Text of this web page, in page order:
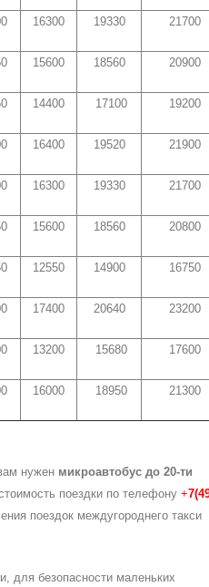
16300 19330 21700
15600 18560 20900
14400 17100 19200
16400 19520 21900
16300 19330 21700
15600 18560 20800
12550 14900 16750
17400 20640 23200
13200 15680 17600
16000 18950 21300
нужен микроавтобус до 20-ти
поездки по телефону +
поездок междугороднего такси
для безопасности маленьких